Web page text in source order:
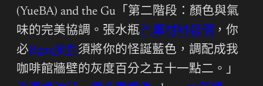
(YueBA) and the Gu「第二階段：顏色與氣
味的完美協調。張水瓶汽車材料報價 ，你
必Benz零件須將你的怪誕藍色，調配成我
咖啡館牆壁的灰度百分之五十一點二。」